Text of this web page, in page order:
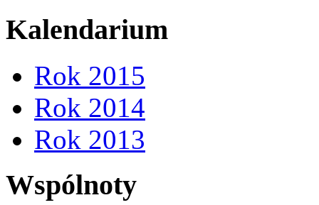
Kalendarium
Rok 2015
Rok 2014
Rok 2013
Wspólnoty